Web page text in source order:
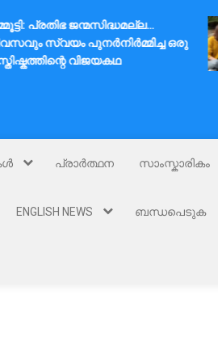
പ്രതിഭ ജന്മസിദ്ധമല്ല…
സ്വയം പുനർനിർമ്മിച്ച ഒരു
വിജയകഥ
പ്രാർത്ഥന സാംസ്കാരികം
ENGLISH NEWS ബന്ധപെടുക